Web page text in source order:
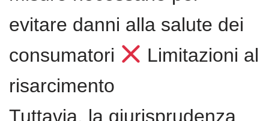
evitare danni alla salute dei
consumatori
Limitazioni al
risarcimento
Tuttavia, la giurisprudenza